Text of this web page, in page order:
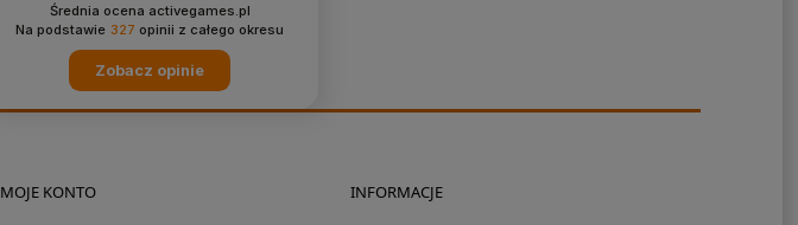
Średnia ocena activegames.pl
Na podstawie 327 opinii z całego okresu
Zobacz opinie
MOJE KONTO INFORMACJE